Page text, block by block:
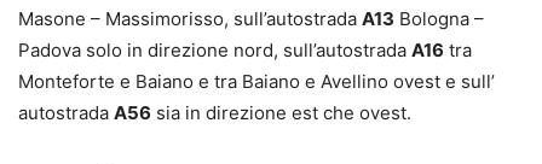
Masone – Massimorisso, sull’autostrada A13 Bologna –
Padova solo in direzione nord, sull’autostrada A16 tra
Monteforte e Baiano e tra Baiano e Avellino ovest e sull’
autostrada A56 sia in direzione est che ovest.